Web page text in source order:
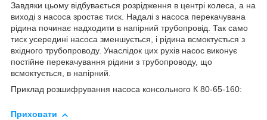
Завдяки цьому відбувається розрідження в центрі колеса, а на
виході з насоса зростає тиск. Надалі з насоса перекачувана
рідина починає надходити в напірний трубопровід. Так само
тиск усередині насоса зменшується, і рідина всмоктується з
вхідного трубопроводу. Унаслідок цих рухів насос виконує
постійне перекачування рідини з трубопроводу, що
всмоктується, в напірний.
Приклад розшифрування насоса консольного К 80-65-160:
Приховати